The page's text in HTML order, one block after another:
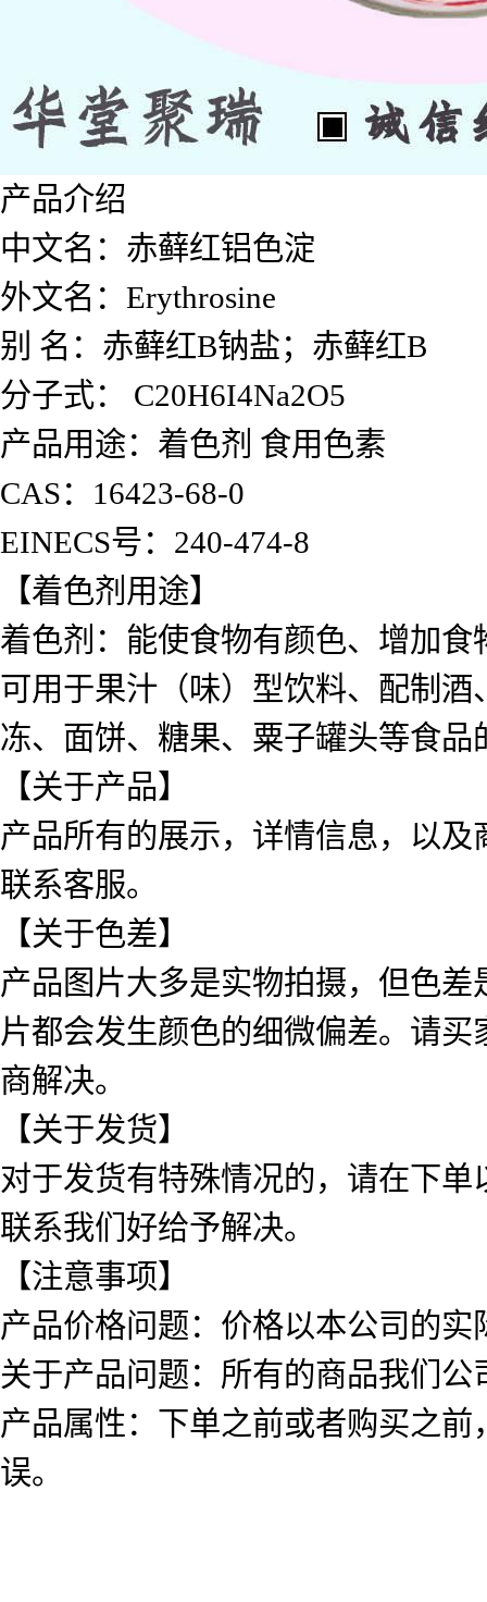
产品介绍
中文名：赤藓红铝色淀
外文名： Erythrosine
别 名：赤藓红B钠盐；赤藓红B
分子式：
C20H6I4Na2O5
产品用途：着色剂 食用色素
CAS： 16423-68-0
EINECS号： 240-474-8
【着色剂用途】
着色剂：能使食物有颜色、增加食
可用于果汁（味）型饮料、配制
冻、面饼、糖果、粟子罐头等食品
【关于产品】
产品所有的展示，详情信息，以
联系客服。
【关于色差】
产品图片大多是实物拍摄，但色
片都会发生颜色的细微偏差。请
商解决。
【关于发货】
对于发货有特殊情况的，请在下
联系我们好给予解决。
【注意事项】
产品价格问题：价格以本公司的
关于产品问题：所有的商品我们
产品属性：下单之前或者购买之
误。